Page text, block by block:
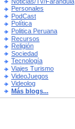
Personales
PodCast
Política
Politica Peruana
Recursos
Religión
Sociedad
Tecnología
Viajes Turismo
VideoJuegos
Videolog
Más blogs...